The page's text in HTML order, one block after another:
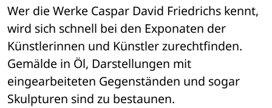
Wer die Werke Caspar David Friedrichs kennt,
wird sich schnell bei den Exponaten der
Künstlerinnen und Künstler zurechtfinden.
Gemälde in Öl, Darstellungen mit
eingearbeiteten Gegenständen und sogar
Skulpturen sind zu bestaunen.